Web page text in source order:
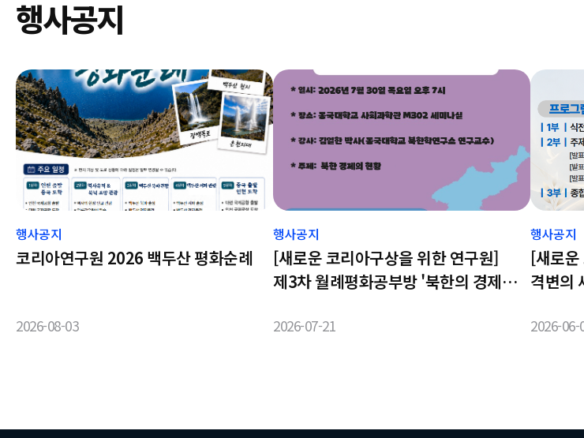
행사공지
행사공지
코리아연구원 2026 백두산 평화순례
2026-08-03
행사공지
[새로운 코리아구상을 위한 연구원]
제3차 월례평화공부방 '북한의 경제
2026-07-21
행사공지
[새로
격변의
미래를
2026-06-